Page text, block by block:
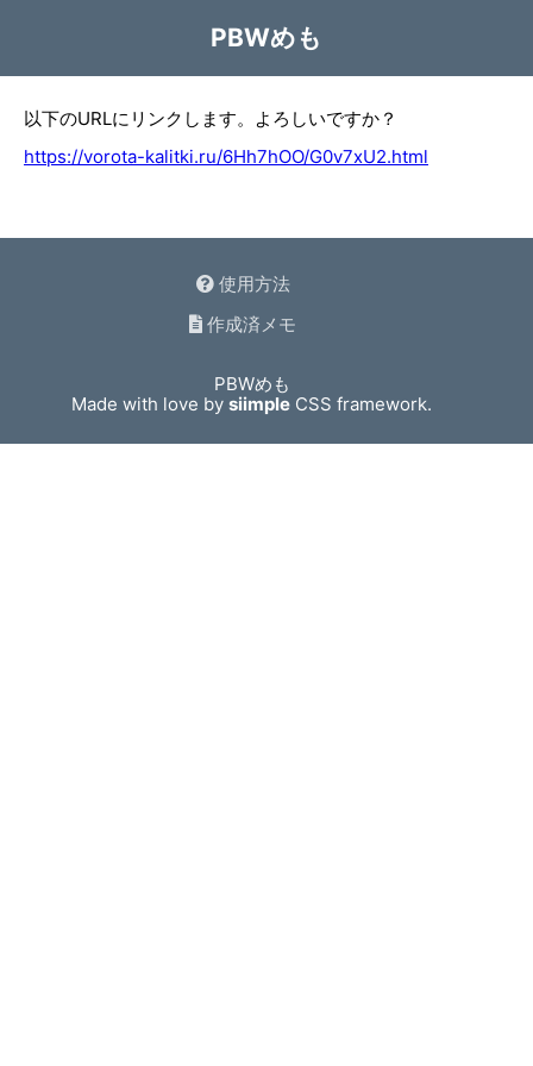
PBWめも
以下のURLにリンクします。よろしいですか？
https://vorota-kalitki.ru/6Hh7hOO/G0v7xU2.html
使用方法
作成済メモ
PBWめも
Made with love bysiimple CSS framework.